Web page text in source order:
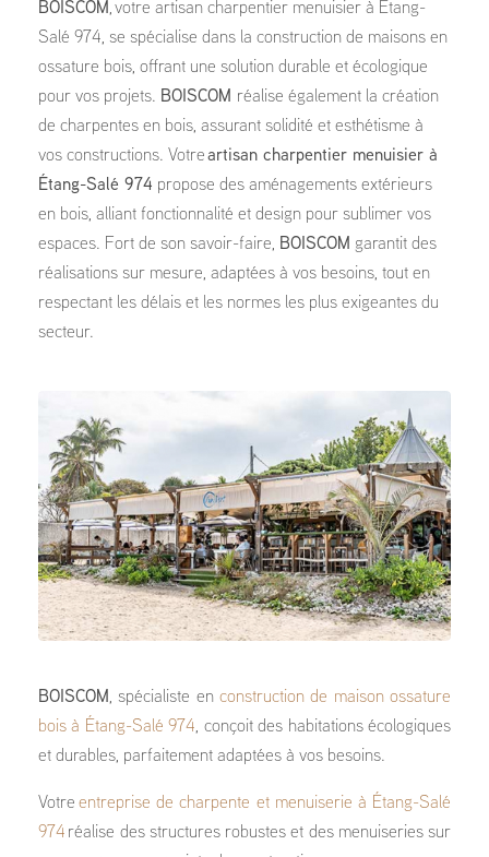
BOISCOM, votre artisan charpentier menuisier à Étang-
Salé 974, se spécialise dans la construction de maisons en
ossature bois, offrant une solution durable et écologique
pour vos projets. BOISCOM réalise également la création
de charpentes en bois, assurant solidité et esthétisme à
vos constructions. Votre artisan charpentier menuisier à
Étang-Salé 974 propose des aménagements extérieurs
en bois, alliant fonctionnalité et design pour sublimer vos
espaces. Fort de son savoir-faire, BOISCOM garantit des
réalisations sur mesure, adaptées à vos besoins, tout en
respectant les délais et les normes les plus exigeantes du
secteur.
BOISCOM , spécialiste en construction de maison ossature
bois à Étang-Salé 974, conçoit des habitations écologiques
et durables, parfaitement adaptées à vos besoins.
Votreentreprise de charpente et menuiserie à Étang-Salé
974 réalise des structures robustes et des menuiseries sur